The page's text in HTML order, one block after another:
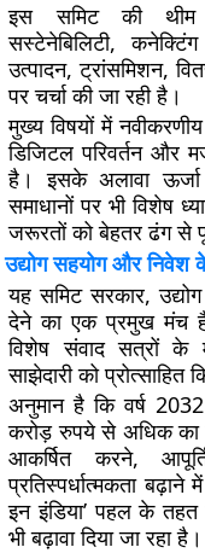
इस समिट की थीम
सस्टेनेबिलिटी,
उत्पादन, ट्रांसमिशन,
पर चर्चा की जा रही है।
मुख्य विषयों में
डिजिटल परिवर्तन और
है। इसके अलावा
समाधानों पर भी विशेष
जरूरतों को बेहतर ढंग से
उद्योग सहयोग और
यह समिट सरकार,
देने का एक प्रमुख मंच
विशेष संवाद सत्रों के
साझेदारी को प्रोत्साहित
अनुमान है कि वर्ष
करोड़ रुपये से अधिक का
आकर्षित करने,
प्रतिस्पर्धात्मकता
इन इंडिया’ पहल के
भी बढ़ावा दिया जा रहा है।